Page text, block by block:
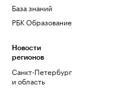
База знаний
РБК Образование
Новости
регионов
Санкт-Петербург
и область